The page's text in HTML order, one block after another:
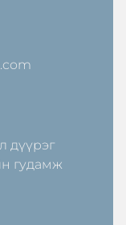
дүүрэг
гудамж